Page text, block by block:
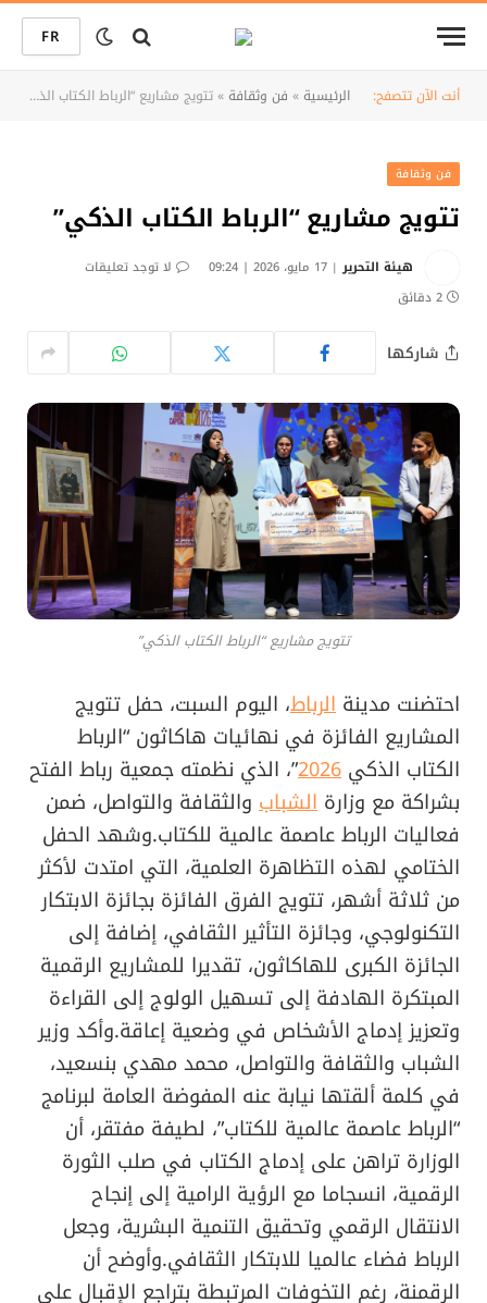
FR
أنت الآن تتصفح: الرئيسية» فن وثقافة»تتويج مشاريع “الرباط الكتاب الذكي”
فن وثقافة
تتويج مشاريع “الرباط الكتاب الذكي”
هيئة التحرير 17 مايو، 2026 | 09:24
لا توجد تعليقات
2 دقائق
شاركها
تتويج مشاريع “الرباط الكتاب الذكي”
احتضنت مدينة الرباط، اليوم السبت، حفل تتويج
المشاريع الفائزة في نهائيات هاكاثون “الرباط
الكتاب الذكي 2026”، الذي نظمته جمعية رباط الفتح
بشراكة مع وزارة الشباب والثقافة والتواصل، ضمن
فعاليات الرباط عاصمة عالمية للكتاب.وشهد الحفل
الختامي لهذه التظاهرة العلمية، التي امتدت لأكثر
من ثلاثة أشهر، تتويج الفرق الفائزة بجائزة الابتكار
التكنولوجي، وجائزة التأثير الثقافي، إضافة إلى
الجائزة الكبرى للهاكاثون، تقديرا للمشاريع الرقمية
المبتكرة الهادفة إلى تسهيل الولوج إلى القراءة
وتعزيز إدماج الأشخاص في وضعية إعاقة.وأكد وزير
الشباب والثقافة والتواصل، محمد مهدي بنسعيد،
في كلمة ألقتها نيابة عنه المفوضة العامة لبرنامج
“الرباط عاصمة عالمية للكتاب”، لطيفة مفتقر، أن
الوزارة تراهن على إدماج الكتاب في صلب الثورة
الرقمية، انسجاما مع الرؤية الرامية إلى إنجاح
الانتقال الرقمي وتحقيق التنمية البشرية، وجعل
الرباط فضاء عالميا للابتكار الثقافي.وأوضح أن
الرقمنة، رغم التخوفات المرتبطة بتراجع الإقبال على